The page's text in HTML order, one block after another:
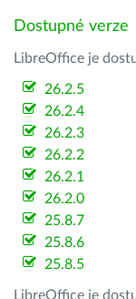
Dostupné verze
LibreOffice je
26.2.5
26.2.4
26.2.3
26.2.2
26.2.1
26.2.0
25.8.7
25.8.6
25.8.5
LibreOffice je